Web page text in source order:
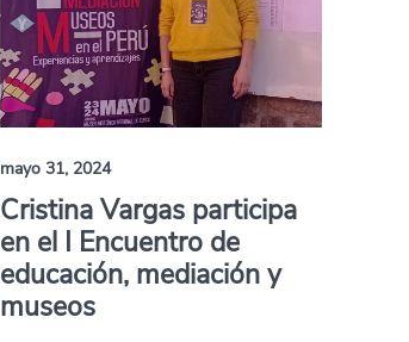
mayo 31, 2024
Cristina Vargas participa
en el I Encuentro de
educación, mediación y
museos